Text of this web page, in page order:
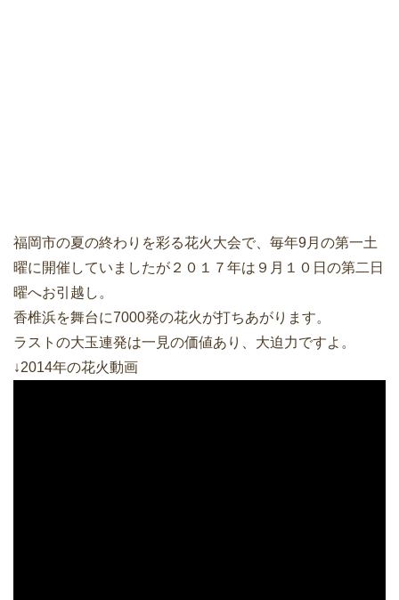
福岡市の夏の終わりを彩る花火大会で、毎年9月の第一土
曜に開催していましたが２０１７年は９月１０日の第二日
曜へお引越し。
香椎浜を舞台に7000発の花火が打ちあがります。
ラストの大玉連発は一見の価値あり、大迫力ですよ。
↓2014年の花火動画